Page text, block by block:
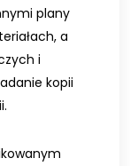
plany
a
i
kopii